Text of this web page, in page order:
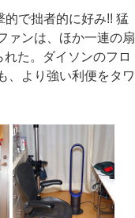
で拙者的に好み!! 猛
ァンは、ほか一連の扇
た。ダイソンのフロ
、より強い利便をタワ